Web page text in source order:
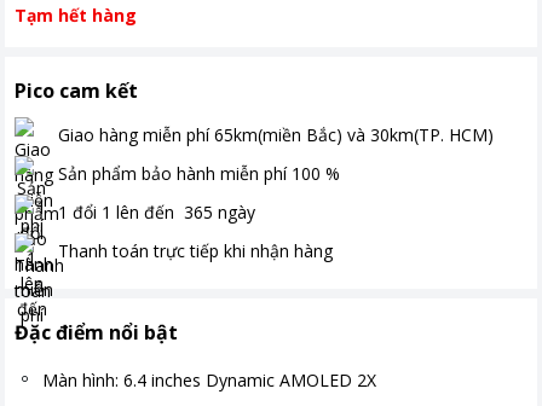
Tạm hết hàng
Pico cam kết
Giao hàng miễn phí 65km(miền Bắc) và 30km(TP. HCM)
Sản phẩm bảo hành miễn phí 100 %
1 đổi 1 lên đến 365 ngày
Thanh toán trực tiếp khi nhận hàng
Đặc điểm nổi bật
Màn hình: 6.4 inches Dynamic AMOLED 2X